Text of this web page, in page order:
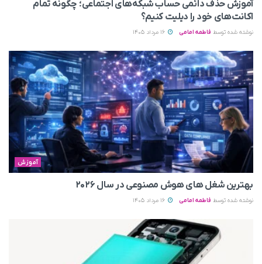
آموزش حذف دائمی حساب شبکه‌های اجتماعی؛ چگونه تمام
اکانت‌های خود را دیلیت کنیم؟
نوشته شده توسط فاطمه امامی
آموزش
بهترین شغل های هوش مصنوعی در سال ۲۰۲۶
نوشته شده توسط فاطمه امامی